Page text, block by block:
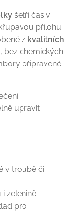
šetří čas v
přílohu
z kvalitních
, bez chemických
připravené
upravit
v troubě či
i zelenině
pro